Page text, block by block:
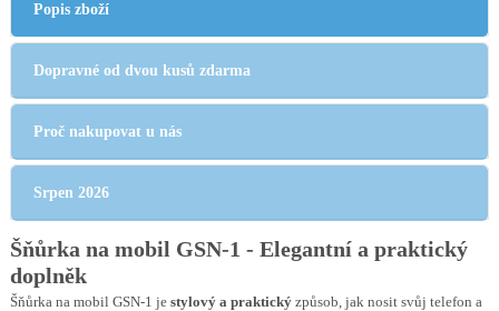
Popis zboží
Dopravné od dvou kusů zdarma
Proč nakupovat u nás
Srpen 2026
Šňůrka na mobil GSN-1 - Elegantní a praktický
doplněk
Šňůrka na mobil GSN-1 je stylový a praktickýzpůsob, jak nosit svůj telefon a